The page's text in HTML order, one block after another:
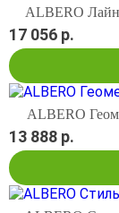
ALBERO
17 056 р.
ALBERO
13 888 р.